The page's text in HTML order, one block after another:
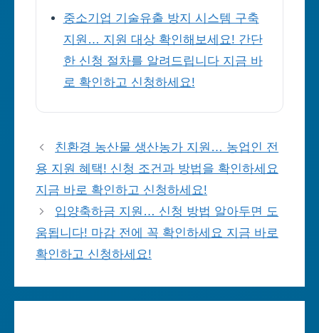
중소기업 기술유출 방지 시스템 구축
지원… 지원 대상 확인해보세요! 간단
한 신청 절차를 알려드립니다 지금 바
로 확인하고 신청하세요!
친환경 농산물 생산농가 지원… 농업인 전
용 지원 혜택! 신청 조건과 방법을 확인하세요
지금 바로 확인하고 신청하세요!
입양축하금 지원… 신청 방법 알아두면 도
움됩니다! 마감 전에 꼭 확인하세요 지금 바로
확인하고 신청하세요!